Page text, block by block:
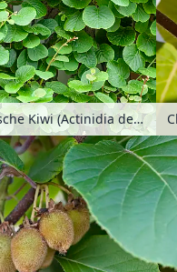
Chinesische Kiwi (Actinidia deliciosa)